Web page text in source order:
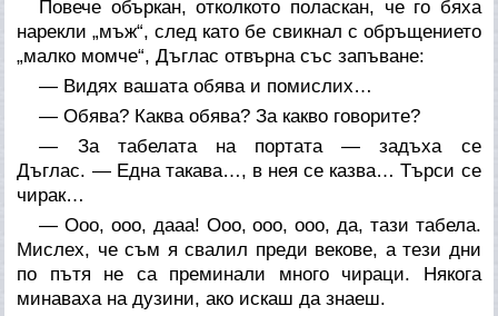
Повече объркан, отколкото поласкан, че го бяха
нарекли „мъж“, след като бе свикнал с обръщението
„малко момче“, Дъглас отвърна със запъване:
— Видях вашата обява и помислих…
— Обява? Каква обява? За какво говорите?
— За табелата на портата — задъха се
Дъглас. — Една такава…, в нея се казва… Търси се
чирак…
— Ооо, ооо, дааа! Ооо, ооо, ооо, да, тази табела.
Мислех, че съм я свалил преди векове, а тези дни
по пътя не са преминали много чираци. Някога
минаваха на дузини, ако искаш да знаеш.